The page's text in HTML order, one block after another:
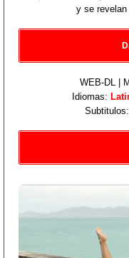
y se
WEB-DL |
Idiomas: